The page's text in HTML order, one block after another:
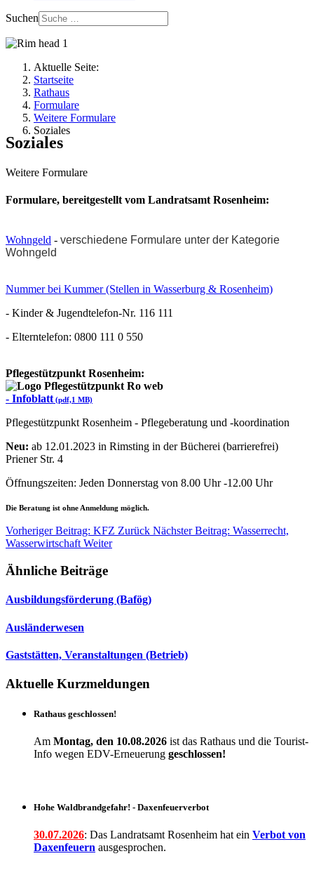
Suchen
Aktuelle Seite:
Startseite
Rathaus
Formulare
Weitere Formulare
Soziales
Soziales
Weitere Formulare
Formulare, bereitgestellt vom Landratsamt Rosenheim:
Wohngeld - verschiedene Formulare unter der Kategorie
Wohngeld
Nummer bei Kummer (Stellen in Wasserburg & Rosenheim)
- Kinder & Jugendtelefon-Nr. 116 111
- Elterntelefon: 0800 111 0 550
Pflegestützpunkt Rosenheim:
- Infoblatt (pdf,1 MB)
Pflegestützpunkt Rosenheim - Pflegeberatung und -koordination
Neu: ab 12.01.2023 in Rimsting in der Bücherei (barrierefrei)
Priener Str. 4
Öffnungszeiten: Jeden Donnerstag von 8.00 Uhr -12.00 Uhr
Die Beratung ist ohne Anmeldung möglich.
Vorheriger Beitrag: KFZ Zurück Nächster Beitrag: Wasserrecht,
Wasserwirtschaft Weiter
Ähnliche Beiträge
Ausbildungsförderung (Bafög)
Ausländerwesen
Gaststätten, Veranstaltungen (Betrieb)
Aktuelle Kurzmeldungen
Rathaus geschlossen!
Am Montag, den 10.08.2026 ist das Rathaus und die Tourist-
Info wegen EDV-Erneuerung geschlossen!
Hohe Waldbrandgefahr! - Daxenfeuerverbot
30.07.2026: Das Landratsamt Rosenheim hat ein Verbot von
Daxenfeuern ausgesprochen.